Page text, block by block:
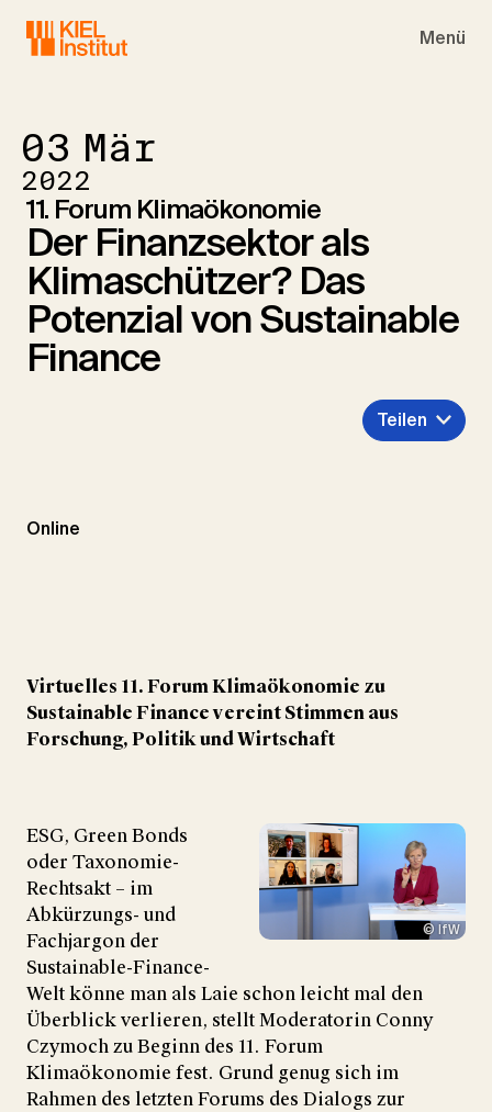
Menü
03 Mär
2022
11. Forum Klimaökonomie
Der Finanzsektor als
Klimaschützer? Das
Potenzial von Sustainable
Finance
Teilen
Online
Virtuelles 11. Forum Klimaökonomie zu
Sustainable Finance vereint Stimmen aus
Forschung, Politik und Wirtschaft
© IfW
ESG, Green Bonds
oder Taxonomie-
Rechtsakt – im
Abkürzungs- und
Fachjargon der
Sustainable-Finance-
Welt könne man als Laie schon leicht mal den
Überblick verlieren, stellt Moderatorin Conny
Czymoch zu Beginn des 11. Forum
Klimaökonomie fest. Grund genug sich im
Rahmen des letzten Forums des Dialogs zur